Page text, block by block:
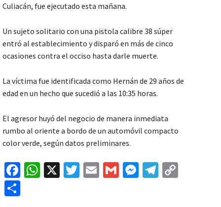
Culiacán, fue ejecutado esta mañana.
Un sujeto solitario con una pistola calibre 38 súper
entró al establecimiento y disparó en más de cinco
ocasiones contra el occiso hasta darle muerte.
La víctima fue identificada como Hernán de 29 años de
edad en un hecho que sucedió a las 10:35 horas.
El agresor huyó del negocio de manera inmediata
rumbo al oriente a bordo de un automóvil compacto
color verde, según datos preliminares.
Fa W X
T
E
G
M Te